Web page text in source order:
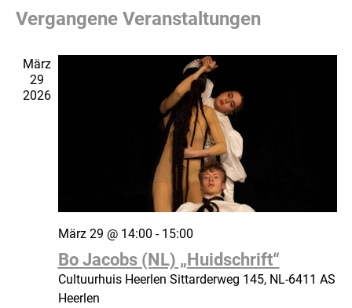
wählen.
Vergangene Veranstaltungen
März
29
2026
März 29 @ 14:00 - 15:00
Bo Jacobs (NL) „Huidschrift“
Cultuurhuis Heerlen Sittarderweg 145, NL-6411 AS
Heerlen